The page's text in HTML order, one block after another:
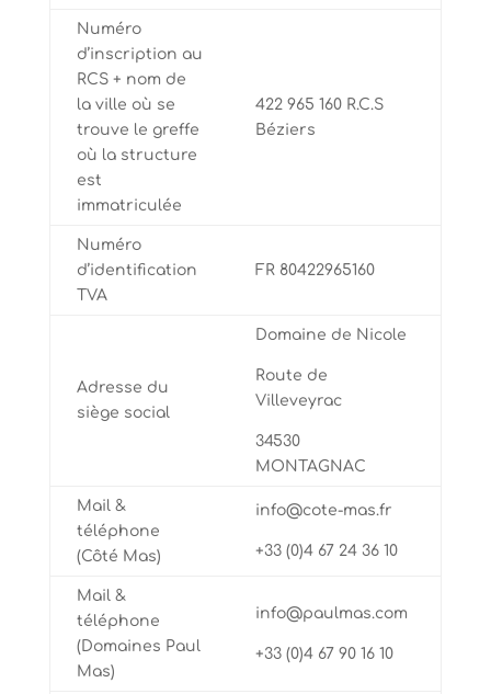
Numéro
d’inscription au
RCS + nom de
la ville où se
trouve le greffe
où la structure
est
immatriculée
422 965 160 R.C.S
Béziers
Numéro
d’identification
TVA
FR 80422965160
Adresse du
siège social
Domaine de Nicole
Route de
Villeveyrac
34530
MONTAGNAC
Mail &
téléphone
(Côté Mas)
info@cote-mas.fr
+33 (0)4 67 24 36 10
Mail &
téléphone
(Domaines Paul
Mas)
info@paulmas.com
+33 (0)4 67 90 16 10